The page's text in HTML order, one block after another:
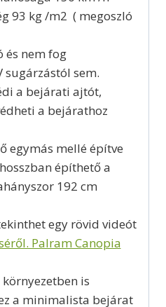
93 kg /m2 ( megoszló
és nem fog
sugárzástól sem.
a bejárati ajtót,
a bejárathoz
egymás mellé építve
építhető a
192 cm
egy rövid videót
Palram Canopia
is
a minimalista bejárat